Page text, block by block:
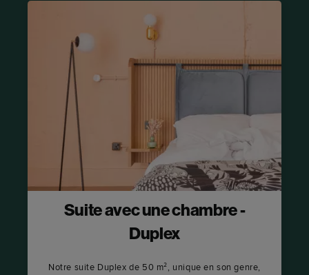
Suite avec une chambre -
Duplex
Notre suite Duplex de 50 m², unique en son genre,